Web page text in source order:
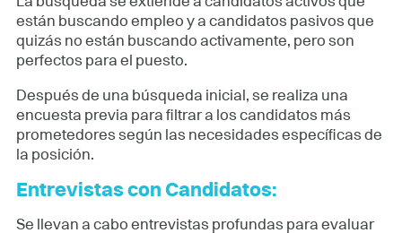
están buscando empleo y a candidatos pasivos que
quizás no están buscando activamente, pero son
perfectos para el puesto.
Después de una búsqueda inicial, se realiza una
encuesta previa para filtrar a los candidatos más
prometedores según las necesidades específicas de
la posición.
Entrevistas con Candidatos:
Se llevan a cabo entrevistas profundas para evaluar